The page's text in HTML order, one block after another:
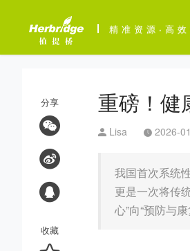
精准资源 · 高
分享
收藏
重磅！健
Lisa 2026-
我国首次系统
更是一次将传
心”向“预防与